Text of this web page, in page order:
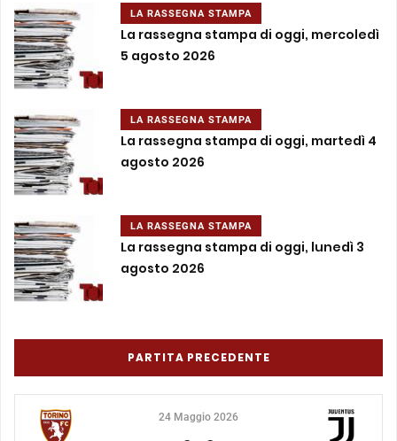
LA RASSEGNA STAMPA
La rassegna stampa di oggi, mercoledì
5 agosto 2026
LA RASSEGNA STAMPA
La rassegna stampa di oggi, martedì 4
agosto 2026
LA RASSEGNA STAMPA
La rassegna stampa di oggi, lunedì 3
agosto 2026
PARTITA PRECEDENTE
24 Maggio 2026